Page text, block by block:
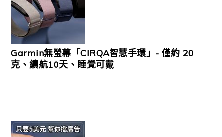
Garmin無螢幕「CIRQA智慧手環」- 僅約 20
克、續航10天、睡覺可戴